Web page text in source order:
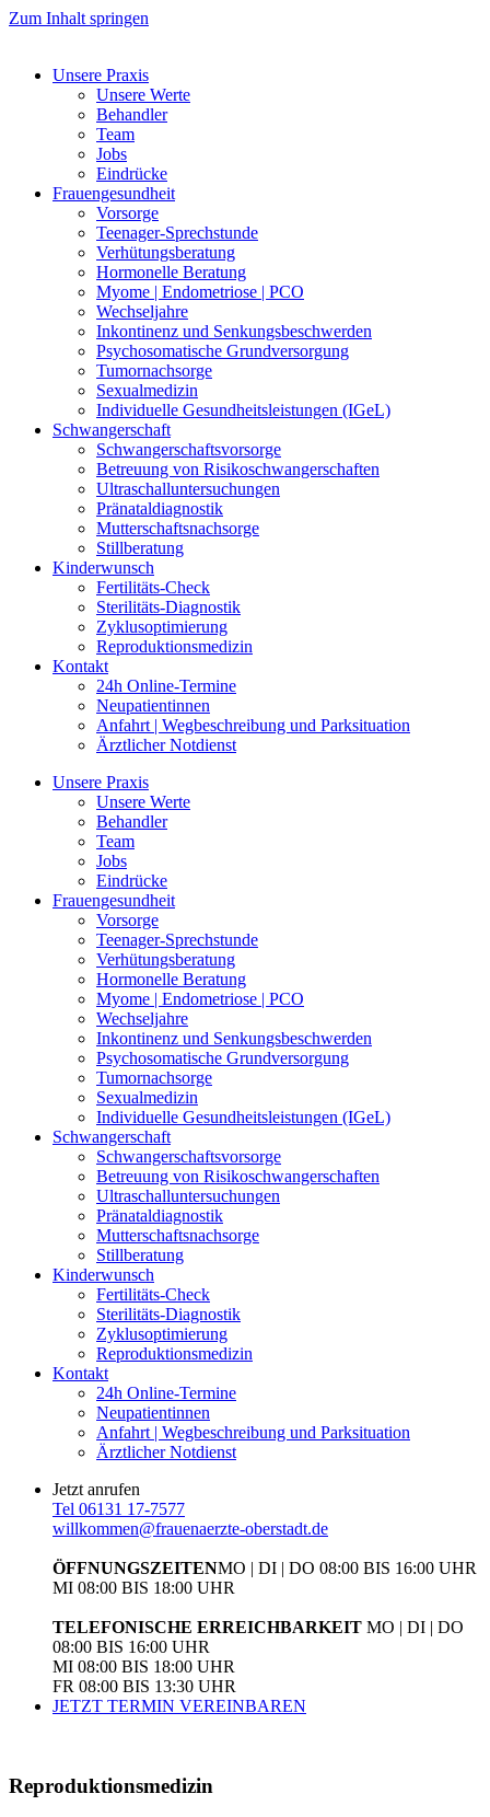
Zum Inhalt springen
Unsere Praxis
Unsere Werte
Behandler
Team
Jobs
Eindrücke
Frauengesundheit
Vorsorge
Teenager-Sprechstunde
Verhütungsberatung
Hormonelle Beratung
Myome | Endometriose | PCO
Wechseljahre
Inkontinenz und Senkungsbeschwerden
Psychosomatische Grundversorgung
Tumornachsorge
Sexualmedizin
Individuelle Gesundheitsleistungen (IGeL)
Schwangerschaft
Schwangerschaftsvorsorge
Betreuung von Risikoschwangerschaften
Ultraschalluntersuchungen
Pränataldiagnostik
Mutterschaftsnachsorge
Stillberatung
Kinderwunsch
Fertilitäts-Check
Sterilitäts-Diagnostik
Zyklusoptimierung
Reproduktionsmedizin
Kontakt
24h Online-Termine
Neupatientinnen
Anfahrt | Wegbeschreibung und Parksituation
Ärztlicher Notdienst
Unsere Praxis
Unsere Werte
Behandler
Team
Jobs
Eindrücke
Frauengesundheit
Vorsorge
Teenager-Sprechstunde
Verhütungsberatung
Hormonelle Beratung
Myome | Endometriose | PCO
Wechseljahre
Inkontinenz und Senkungsbeschwerden
Psychosomatische Grundversorgung
Tumornachsorge
Sexualmedizin
Individuelle Gesundheitsleistungen (IGeL)
Schwangerschaft
Schwangerschaftsvorsorge
Betreuung von Risikoschwangerschaften
Ultraschalluntersuchungen
Pränataldiagnostik
Mutterschaftsnachsorge
Stillberatung
Kinderwunsch
Fertilitäts-Check
Sterilitäts-Diagnostik
Zyklusoptimierung
Reproduktionsmedizin
Kontakt
24h Online-Termine
Neupatientinnen
Anfahrt | Wegbeschreibung und Parksituation
Ärztlicher Notdienst
Jetzt anrufen
Tel 06131 17-7577
willkommen@frauenaerzte-oberstadt.de
ÖFFNUNGSZEITENMO | DI | DO 08:00 BIS 16:00 UHR
MI 08:00 BIS 18:00 UHR
TELEFONISCHE ERREICHBARKEIT MO | DI | DO
08:00 BIS 16:00 UHR
MI 08:00 BIS 18:00 UHR
FR 08:00 BIS 13:30 UHR
JETZT TERMIN VEREINBAREN
Reproduktions­medizin